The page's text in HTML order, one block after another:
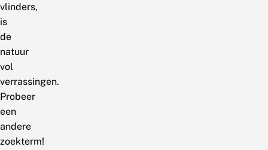
vlinders,
is
de
natuur
vol
verrassingen.
Probeer
een
andere
zoekterm!